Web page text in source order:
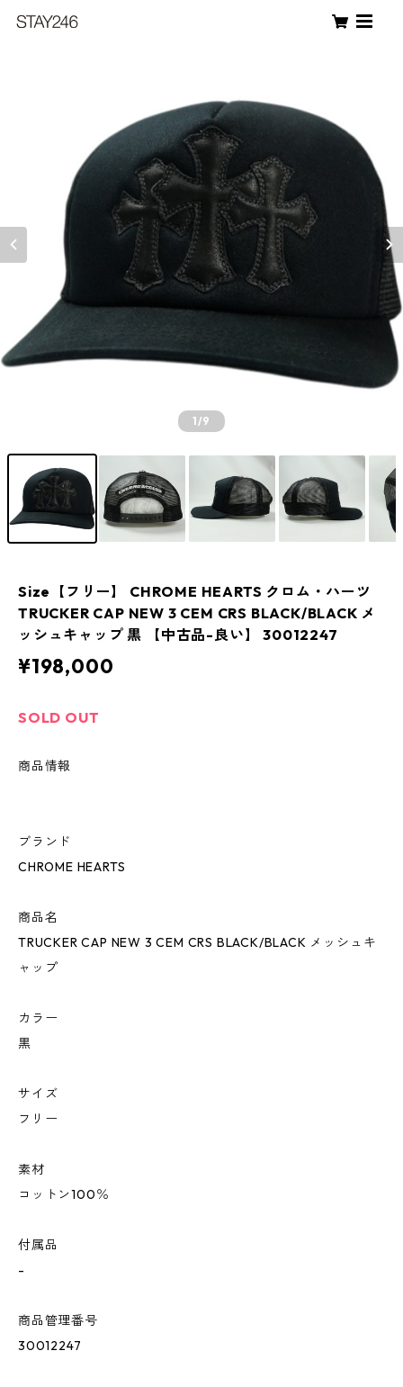
1/9
Size【フリー】 CHROME HEARTS クロム・ハーツ
TRUCKER CAP NEW 3 CEM CRS BLACK/BLACK メ
ッシュキャップ 黒 【中古品-良い】 30012247
¥198,000
SOLD OUT
商品情報
ブランド
CHROME HEARTS
商品名
TRUCKER CAP NEW 3 CEM CRS BLACK/BLACK メッシュキ
ャップ
カラー
黒
サイズ
フリー
素材
コットン100％
付属品
-
商品管理番号
30012247